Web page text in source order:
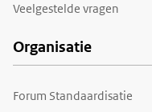
Veelgestelde vragen
Organisatie
Forum Standaardisatie